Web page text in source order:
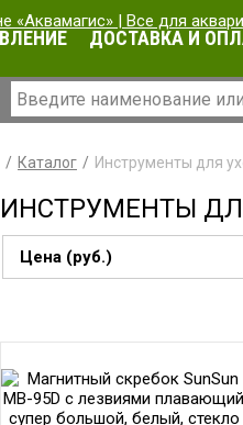
ДОСТАВКА И
Каталог Инструменты для
ИНСТРУМЕНТЫ
Цена (руб.)